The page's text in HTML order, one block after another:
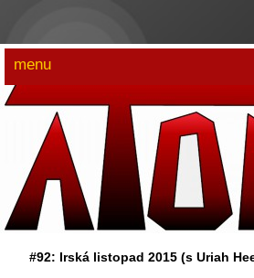
#92: Irská listopad 2015 (s Uriah
menu